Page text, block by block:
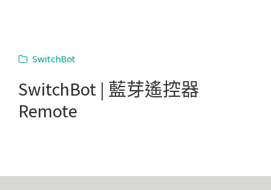
SwitchBot
SwitchBot | 藍芽遙控器
Remote